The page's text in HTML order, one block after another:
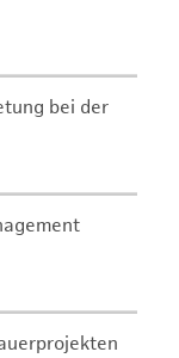
bei der